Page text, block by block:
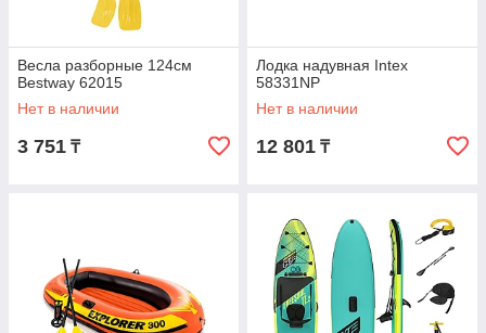
Весла разборные 124см
Bestway 62015
Нет в наличии
3 751 ₸
Лодка надувная Intex
58331NP
Нет в наличии
12 801 ₸